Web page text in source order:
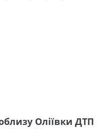
Оліївки ДТП